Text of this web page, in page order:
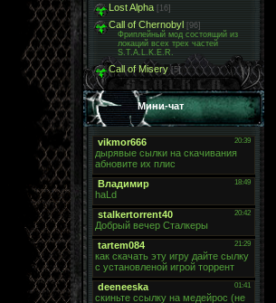
Lost Alpha [16]
Call of Chernobyl [96]
Фриплейный мод состоящий из
локаций всех трех частей
S.T.A.L.K.E.R.
Call of Misery [5]
Мини-чат